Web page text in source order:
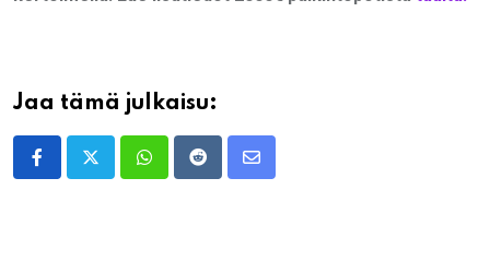
Jaa tämä julkaisu:
WhatsappRedditShare